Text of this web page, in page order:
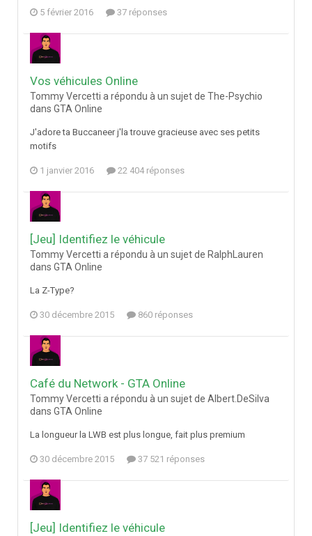
5 février 2016 37 réponses
Vos véhicules Online
Tommy Vercetti a répondu à un sujet de The-Psychio
dans GTA Online
J'adore ta Buccaneer j'la trouve gracieuse avec ses petits
motifs
1 janvier 2016 22 404 réponses
[Jeu] Identifiez le véhicule
Tommy Vercetti a répondu à un sujet de RalphLauren
dans GTA Online
La Z-Type?
30 décembre 2015 860 réponses
Café du Network - GTA Online
Tommy Vercetti a répondu à un sujet de Albert.DeSilva
dans GTA Online
La longueur la LWB est plus longue, fait plus premium
30 décembre 2015 37 521 réponses
[Jeu] Identifiez le véhicule